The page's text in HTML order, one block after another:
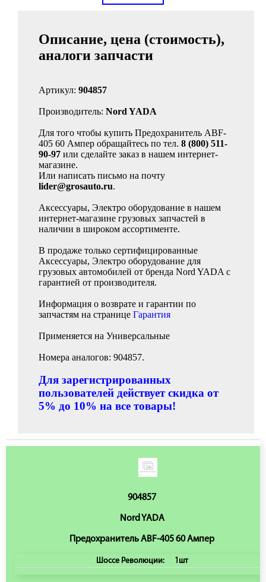
Описание, цена (стоимость),
аналоги запчасти
Артикул: 904857
Производитель: Nord YADA
Для того чтобы купить Предохранитель ABF-
405 60 Ампер обращайтесь по тел. 8 (800) 511-
90-97 или сделайте заказ в нашем интернет-
магазине.
Или написать письмо на почту
lider@grosauto.ru.
Аксессуары, Электро оборудование в нашем
интернет-магазине грузовых запчастей в
наличии в широком ассортименте.
В продаже только сертифицированные
Аксессуары, Электро оборудование для
грузовых автомобилей от бренда Nord YADA с
гарантией от производителя.
Информация о возврате и гарантии по
запчастям на странице Гарантия
Применяется на Универсальные
Номера аналогов: 904857.
Для зарегистрированных
пользователей действует скидка от
5% до 10% на все товары!
904857
Nord YADA
Предохранитель ABF-405 60 Ампер
Шоссе Революции: 1шт